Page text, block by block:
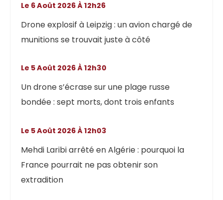
Drone explosif à Leipzig : un avion chargé de
munitions se trouvait juste à côté
Le 6 Août 2026 À 12h26
Un drone s’écrase sur une plage russe
bondée : sept morts, dont trois enfants
Le 5 Août 2026 À 12h30
Mehdi Laribi arrêté en Algérie : pourquoi la
France pourrait ne pas obtenir son
extradition
Le 5 Août 2026 À 12h03